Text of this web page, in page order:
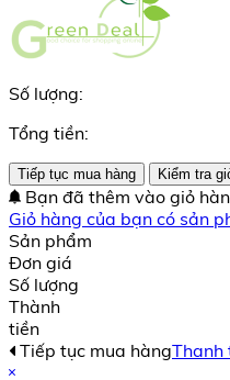
Số lượng:
Tổng tiền:
Tiếp tục mua hàng Kiểm tra
Bạn đã thêm vào giỏ
Giỏ hàng của bạn có sản
Sản phẩm
Đơn giá
Số lượng
Thành
tiền
Tiếp tục mua hàngThanh